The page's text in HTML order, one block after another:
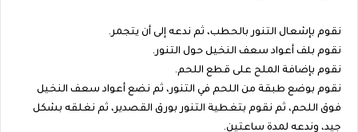
نقوم بإشعال التنور بالحطب، ثم ندعه إلى أن يتجمر.
نقوم بلف أعواد سعف النخيل حول التنور.
نقوم بإضافة الملح على قطع اللحم.
نقوم بوضع طبقة من اللحم في التنور، ثم نضع أعواد سعف النخيل
فوق اللحم، ثم نقوم بتغطية التنور بورق القصدير، ثم نغلقه بشكل
جيد، وندعه لمدة ساعتين.